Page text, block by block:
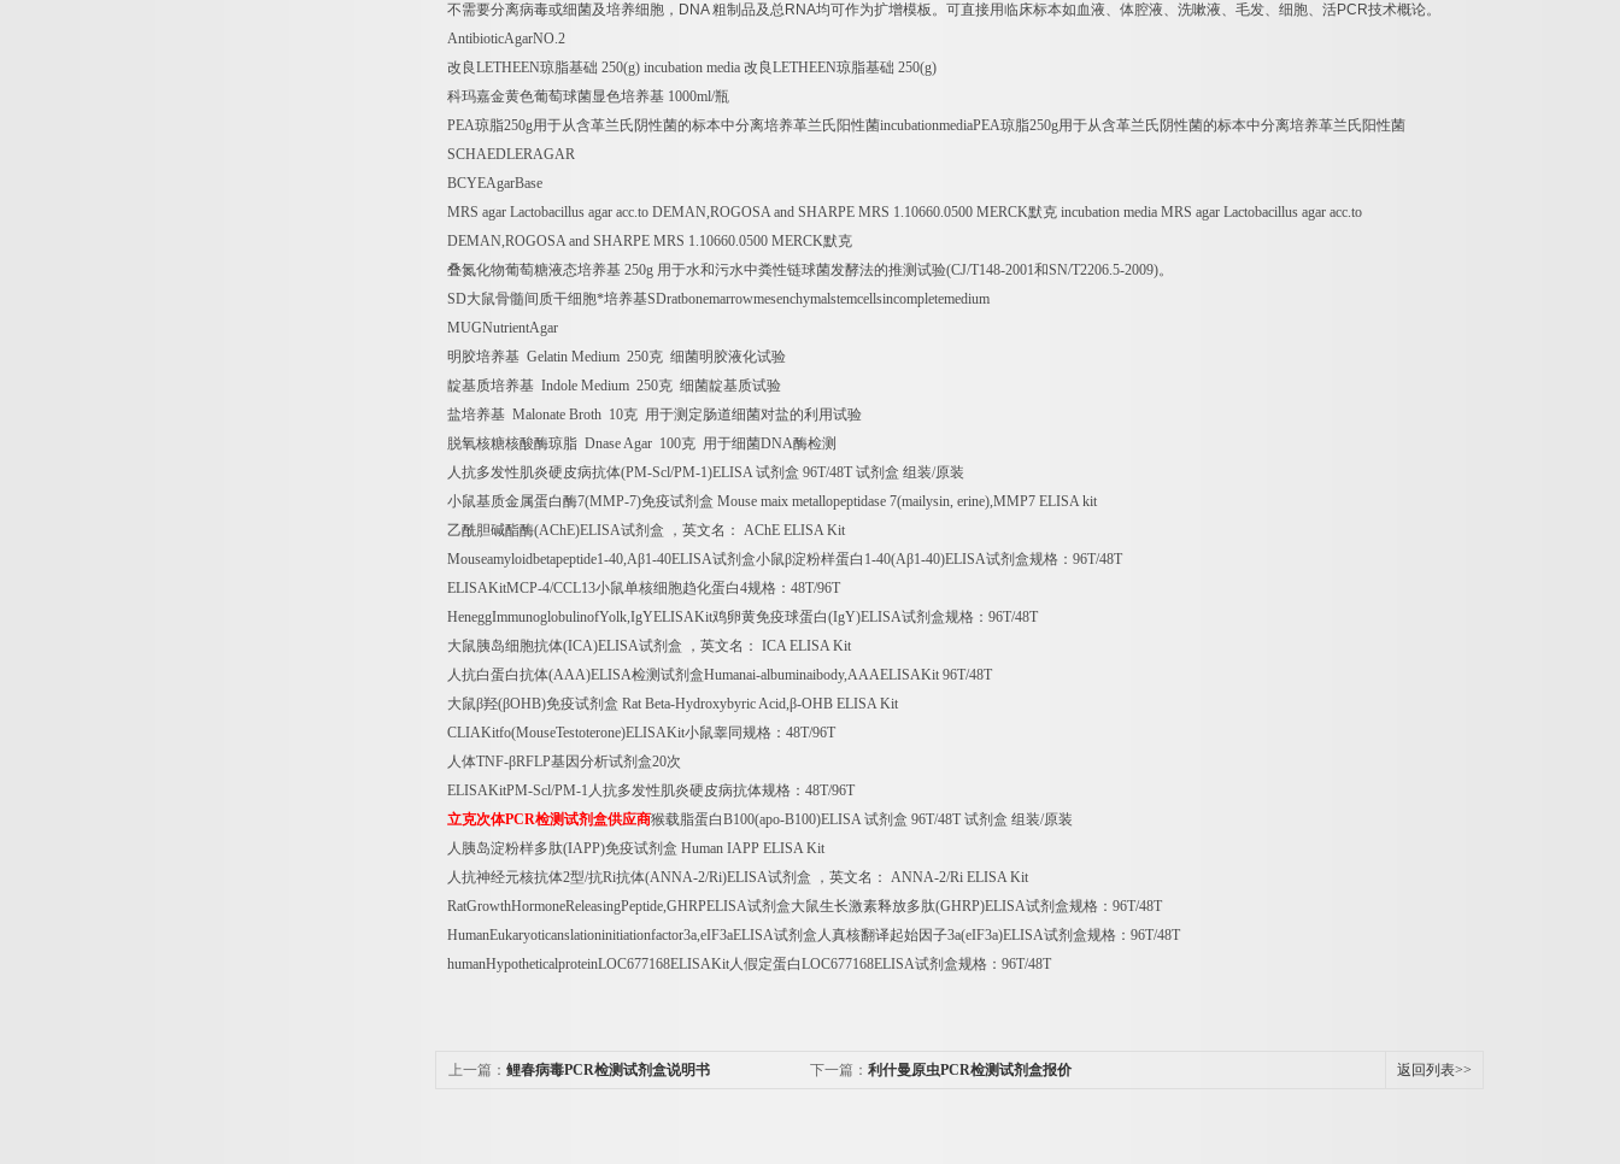
不需要分离病毒或细菌及培养细胞， DNA粗制品及总 RNA均可作为扩增模板。可直接用临床标本如血液、体腔液、洗嗽液、毛发、细胞、活PCR技术概论。
AntibioticAgarNO.2
改良LETHEEN琼脂基础 250(g) incubation media 改良LETHEEN琼脂基础 250(g)
科玛嘉金黄色葡萄球菌显色培养基 1000ml/瓶
PEA琼脂250g用于从含革兰氏阴性菌的标本中分离培养革兰氏阳性菌incubationmediaPEA琼脂250g用于从含革兰氏阴性菌的标本中分离培养革兰氏阳性菌
SCHAEDLERAGAR
BCYEAgarBase
MRS agar Lactobacillus agar acc.to DEMAN,ROGOSA and SHARPE MRS 1.10660.0500 MERCK默克 incubation media MRS agar Lactobacillus agar acc.to
DEMAN,ROGOSA and SHARPE MRS 1.10660.0500 MERCK默克
叠氮化物葡萄糖液态培养基 250g 用于水和污水中粪性链球菌发酵法的推测试验(CJ/T148-2001和SN/T2206.5-2009)。
SD大鼠骨髓间质干细胞*培养基SDratbonemarrowmesenchymalstemcellsincompletemedium
MUGNutrientAgar
明胶培养基 Gelatin Medium 250克 细菌明胶液化试验
靛基质培养基 Indole Medium 250克 细菌靛基质试验
盐培养基 Malonate Broth 10克 用于测定肠道细菌对盐的利用试验
脱氧核糖核酸酶琼脂 Dnase Agar 100克 用于细菌DNA酶检测
人抗多发性肌炎硬皮病抗体(PM-Scl/PM-1)ELISA试剂盒 96T/48T 试剂盒 组装/原装
小鼠基质金属蛋白酶7(MMP-7)免疫试剂盒 Mouse maix metallopeptidase 7(mailysin, erine),MMP7 ELISA kit
乙酰胆碱酯酶(AChE)ELISA试剂盒 ，英文名： AChE ELISA Kit
Mouseamyloidbetapeptide1-40,Aβ1-40ELISA试剂盒小鼠β淀粉样蛋白 1-40(Aβ1-40)ELISA试剂盒规格： 96T/48T
ELISAKitMCP-4/CCL13小鼠单核细胞趋化蛋白4规格： 48T/96T
HeneggImmunoglobulinofYolk,IgYELISAKit鸡卵黄免疫球蛋白(IgY)ELISA试剂盒规格： 96T/48T
大鼠胰岛细胞抗体(ICA)ELISA试剂盒 ，英文名： ICA ELISA Kit
人抗白蛋白抗体(AAA)ELISA检测试剂盒Humanai-albuminaibody,AAAELISAKit 96T/48T
大鼠β羟(βOHB)免疫试剂盒 Rat Beta-Hydroxybyric Acid,β-OHB ELISA Kit
CLIAKitfo(MouseTestoterone)ELISAKit小鼠睾同规格： 48T/96T
人体TNF-βRFLP基因分析试剂盒20次
ELISAKitPM-Scl/PM-1 人抗多发性肌炎硬皮病抗体规格： 48T/96T
立克次体PCR检测试剂盒供应商猴载脂蛋白B100(apo-B100)ELISA试剂盒 96T/48T 试剂盒 组装/原装
人胰岛淀粉样多肽(IAPP)免疫试剂盒 Human IAPP ELISA Kit
人抗神经元核抗体2型/抗Ri抗体(ANNA-2/Ri)ELISA试剂盒 ，英文名： ANNA-2/Ri ELISA Kit
RatGrowthHormoneReleasingPeptide,GHRPELISA试剂盒大鼠生长激素释放多肽(GHRP)ELISA试剂盒规格： 96T/48T
HumanEukaryoticanslationinitiationfactor3a,eIF3aELISA试剂盒人真核翻译起始因子3a(eIF3a)ELISA试剂盒规格： 96T/48T
humanHypotheticalproteinLOC677168ELISAKit人假定蛋白LOC677168ELISA试剂盒规格： 96T/48T
上一篇： 鲤春病毒PCR检测试剂盒说明书 下一篇： 利什曼原虫PCR检测试剂盒报价 返回列表>>